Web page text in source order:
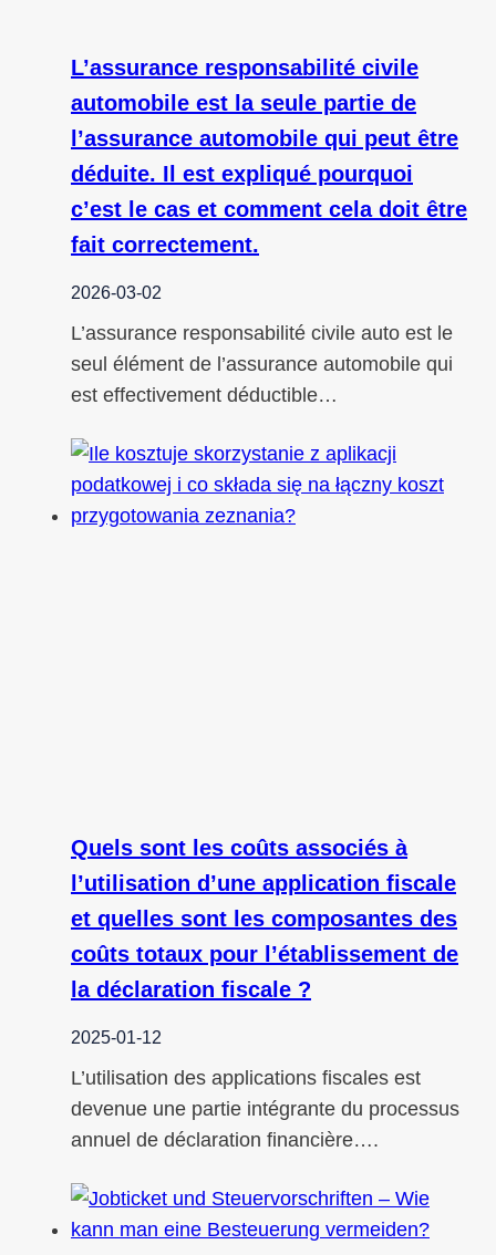
L’assurance responsabilité civile
automobile est la seule partie de
l’assurance automobile qui peut être
déduite. Il est expliqué pourquoi
c’est le cas et comment cela doit être
fait correctement.
2026-03-02
L’assurance responsabilité civile auto est le
seul élément de l’assurance automobile qui
est effectivement déductible…
Quels sont les coûts associés à
l’utilisation d’une application fiscale
et quelles sont les composantes des
coûts totaux pour l’établissement de
la déclaration fiscale ?
2025-01-12
L’utilisation des applications fiscales est
devenue une partie intégrante du processus
annuel de déclaration financière….